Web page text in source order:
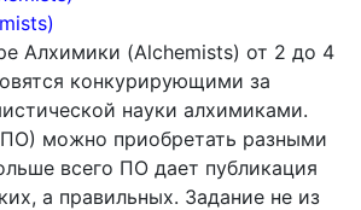
Алхимики (Alchemists) от 2 до 4
конкурирующими за
науки алхимиками.
можно приобретать разными
всего ПО дает публикация
а правильных. Задание не из